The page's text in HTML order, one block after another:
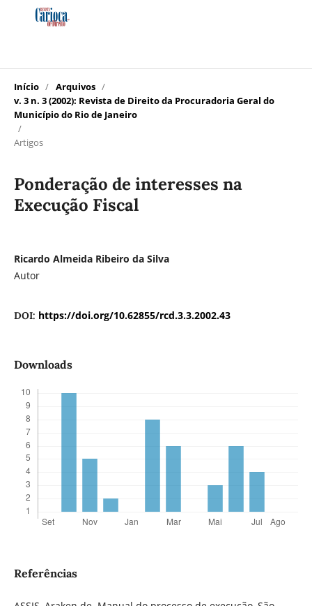
Início / Arquivos /
v. 3 n. 3 (2002): Revista de Direito da Procuradoria Geral do
Município do Rio de Janeiro
/
Artigos
Ponderação de interesses na
Execução Fiscal
Ricardo Almeida Ribeiro da Silva
Autor
DOI: https://doi.org/10.62855/rcd.3.3.2002.43
Downloads
Referências